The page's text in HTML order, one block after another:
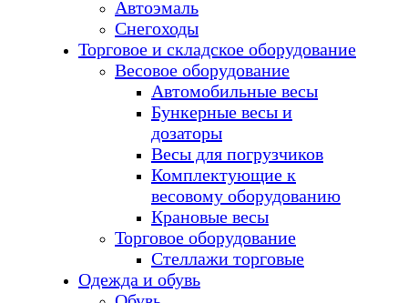
Автоэмаль
Снегоходы
Торговое и складское оборудование
Весовое оборудование
Автомобильные весы
Бункерные весы и
дозаторы
Весы для погрузчиков
Комплектующие к
весовому оборудованию
Крановые весы
Торговое оборудование
Стеллажи торговые
Одежда и обувь